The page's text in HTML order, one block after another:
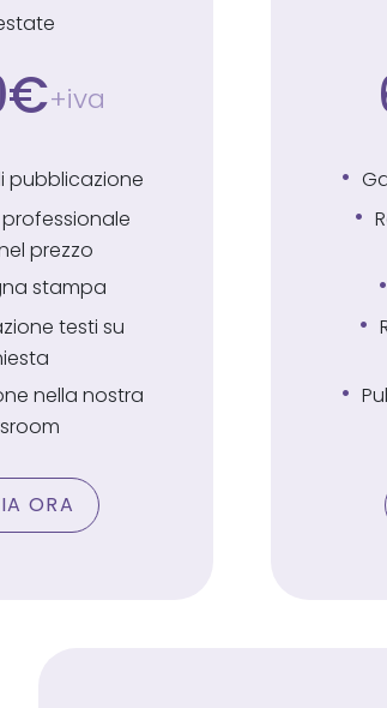
+iva
pubblicazione
prezzo
stampa
testi su
nella nostra
ORA